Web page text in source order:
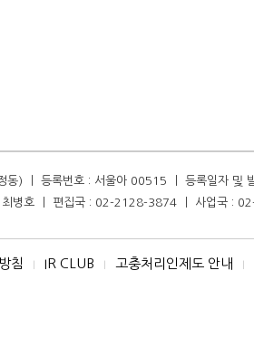
동) ㅣ 등록번호 : 서울아 00515 ㅣ 등록일자 및
최병호 ㅣ 편집국 : 02-2128-3874 ㅣ 사업국 :
침 I IR CLUB I 고충처리인제도 안내 I